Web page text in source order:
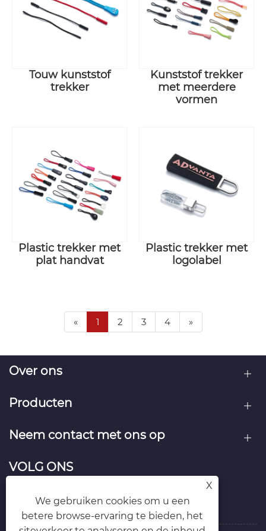
Touw kunststof
trekker
Kunststof trekker
met meerdere
vormen
Plastic trekker met
plat handvat
Plastic trekker met
logolabel
« 1 2 3 4 »
Over ons
Producten
Neem contact met ons op
VOLG ONS
X
We gebruiken cookies om u een
betere browse-ervaring te bieden, het